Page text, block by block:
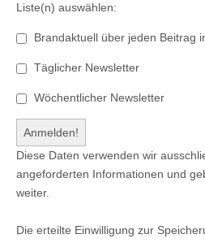
Liste(n) auswählen:
Brandaktuell über jeden Beitrag
Täglicher Newsletter
Wöchentlicher Newsletter
Diese Daten verwenden wir
angeforderten Informationen und
weiter.
Die erteilte Einwilligung zur